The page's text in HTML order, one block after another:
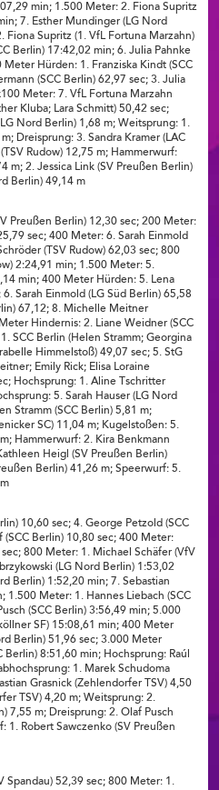
min; 1.500 Meter: 2. Fiona Supritz
7. Esther Mundinger (LG Nord
Fiona Supritz (1. VfL Fortuna Marzahn)
Berlin) 17:42,02 min; 6. Julia Pahnke
Hürden: 1. Franziska Kindt (SCC
(SCC Berlin) 62,97 sec; 3. Julia
Meter: 7. VfL Fortuna Marzahn
Kluba; Lara Schmitt) 50,42 sec;
Nord Berlin) 1,68 m; Weitsprung: 1.
Dreisprung: 3. Sandra Kramer (LAC
Rudow) 12,75 m; Hammerwurf:
m; 2. Jessica Link (SV Preußen Berlin)
Berlin) 49,14 m
Preußen Berlin) 12,30 sec; 200 Meter:
sec; 400 Meter: 6. Sarah Einmold
(TSV Rudow) 62,03 sec; 800
2:24,91 min; 1.500 Meter: 5.
min; 400 Meter Hürden: 5. Lena
Sarah Einmold (LG Süd Berlin) 65,58
67,12; 8. Michelle Meitner
Hindernis: 2. Liane Weidner (SCC
SCC Berlin (Helen Stramm; Georgina
Himmelstoß) 49,07 sec; 5. StG
Emily Rick; Elisa Loraine
Hochsprung: 1. Aline Tschritter
5. Sarah Hauser (LG Nord
Stramm (SCC Berlin) 5,81 m;
SC) 11,04 m; Kugelstoßen: 5.
Hammerwurf: 2. Kira Benkmann
Heigl (SV Preußen Berlin)
Berlin) 41,26 m; Speerwurf: 5.
10,60 sec; 4. George Petzold (SCC
Berlin) 10,80 sec; 400 Meter:
800 Meter: 1. Michael Schäfer (VfV
(LG Nord Berlin) 1:53,02
Berlin) 1:52,20 min; 7. Sebastian
1.500 Meter: 1. Hannes Liebach (SCC
(SCC Berlin) 3:56,49 min; 5.000
SF) 15:08,61 min; 400 Meter
Berlin) 51,96 sec; 3.000 Meter
Berlin) 8:51,60 min; Hochsprung: Raúl
1. Marek Schudoma
Grasnick (Zehlendorfer TSV) 4,50
TSV) 4,20 m; Weitsprung: 2.
7,55 m; Dreisprung: 2. Olaf Pusch
1. Robert Sawczenko (SV Preußen
Spandau) 52,39 sec; 800 Meter: 1.